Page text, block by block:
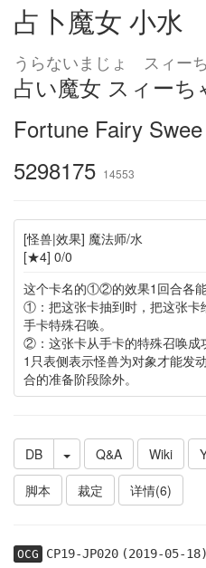
占卜魔女 小水
うらないまじょ スィー
占い魔女 スィーち
Fortune Fairy Swee
5298175 14553
[怪兽|效果] 魔法师/水
[★4] 0/0
这个卡名的①②的效果1回合各能
①：把这张卡抽到时，把这张卡
手卡特殊召唤。
②：这张卡从手卡的特殊召唤成
1只表侧表示怪兽为对象才能发
合的准备阶段除外。
DB Q&A Wiki
脚本
裁定 详情(6)
OCG CP19-JP020(2019-05-18)